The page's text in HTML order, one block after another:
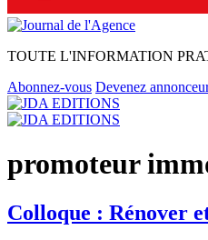
TOUTE L'INFORMATION
Abonnez-vous Devenez
promoteur
Colloque : Rénover